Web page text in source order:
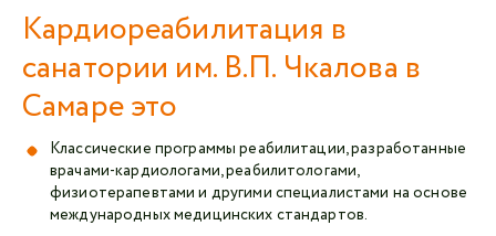
Кардиореабилитация в
санатории им. В.П. Чкалова в
Самаре это
Классические программы реабилитации, разработанные
врачами-кардиологами, реабилитологами,
физиотерапевтами и другими специалистами на основе
международных медицинских стандартов.